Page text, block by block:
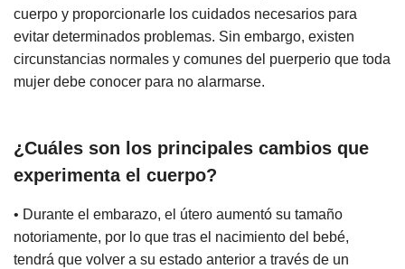
cuerpo y proporcionarle los cuidados necesarios para
evitar determinados problemas. Sin embargo, existen
circunstancias normales y comunes del puerperio que toda
mujer debe conocer para no alarmarse.
¿Cuáles son los principales cambios que
experimenta el cuerpo?
• Durante el embarazo, el útero aumentó su tamaño
notoriamente, por lo que tras el nacimiento del bebé,
tendrá que volver a su estado anterior a través de un